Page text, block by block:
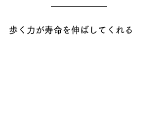
歩く力が寿命を伸ばしてくれる